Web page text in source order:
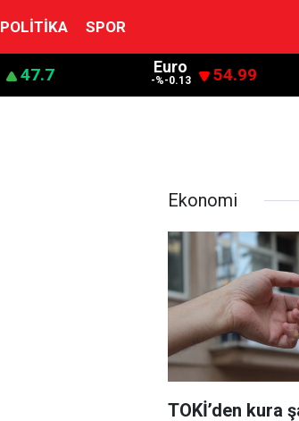
POLITIKA SPOR
47.7 Euro
-%-0.13 54.99
Ekonomi
TOKİ’den kura